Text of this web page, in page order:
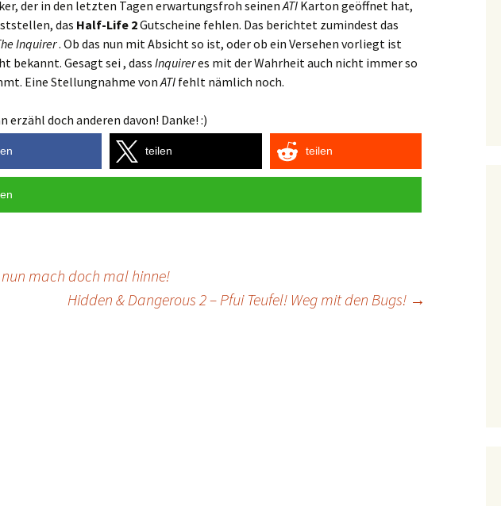
der in den letzten Tagen erwartungsfroh seinenATI Karton geöffnet hat,
das Half-Life 2Gutscheine fehlen. Das berichtet zumindest das
Inquirer. Ob das nun mit Absicht so ist, oder ob ein Versehen vorliegt ist
bekannt. Gesagt sei , dass Inquireres mit der Wahrheit auch nicht immer so
Eine Stellungnahme vonATI fehlt nämlich noch.
erzähl doch anderen davon! Danke! :)
teilen teilen
mach doch mal hinne!
Hidden & Dangerous 2 – Pfui Teufel! Weg mit den Bugs! →